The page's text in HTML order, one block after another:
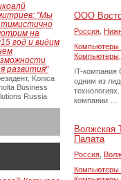
ООО
Россия
Компьютеры
IT-
одним из
компании …
Волжская
Палата
Россия
Компьютеры
"Мы
на
год и видим
развития"
Konica
Business
Russia